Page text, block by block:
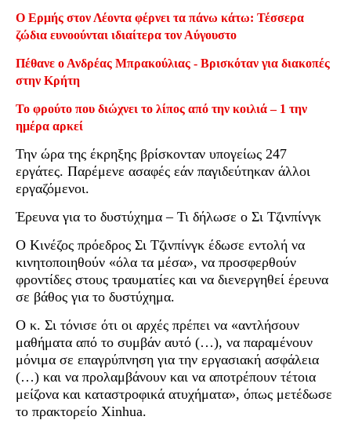
Ο Ερμής στον Λέοντα φέρνει τα πάνω κάτω: Τέσσερα
ζώδια ευνοούνται ιδιαίτερα τον Αύγουστο
Πέθανε ο Ανδρέας Μπρακούλιας - Βρισκόταν για διακοπές
στην Κρήτη
Το φρούτο που διώχνει το λίπος από την κοιλιά – 1 την
ημέρα αρκεί
Την ώρα της έκρηξης βρίσκονταν υπογείως 247
εργάτες. Παρέμενε ασαφές εάν παγιδεύτηκαν άλλοι
εργαζόμενοι.
Έρευνα για το δυστύχημα – Τι δήλωσε ο Σι Τζινπίνγκ
Ο Kινέζος πρόεδρος Σι Τζινπίνγκ έδωσε εντολή να
κινητοποιηθούν «όλα τα μέσα», να προσφερθούν
φροντίδες στους τραυματίες και να διενεργηθεί έρευνα
σε βάθος για το δυστύχημα.
Ο κ. Σι τόνισε ότι οι αρχές πρέπει να «αντλήσουν
μαθήματα από το συμβάν αυτό (…), να παραμένουν
μόνιμα σε επαγρύπνηση για την εργασιακή ασφάλεια
(…) και να προλαμβάνουν και να αποτρέπουν τέτοια
μείζονα και καταστροφικά ατυχήματα», όπως μετέδωσε
το πρακτορείο Xinhua.